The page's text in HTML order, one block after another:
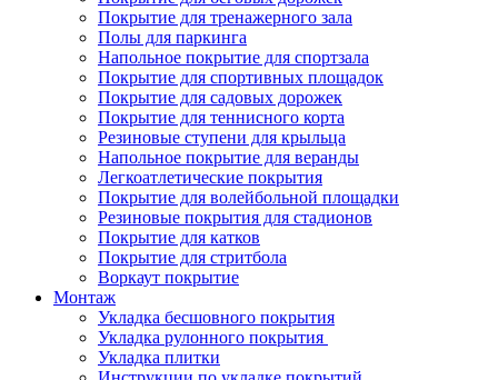
Покрытие для тренажерного зала
Полы для паркинга
Напольное покрытие для спортзала
Покрытие для спортивных площадок
Покрытие для садовых дорожек
Покрытие для теннисного корта
Резиновые ступени для крыльца
Напольное покрытие для веранды
Легкоатлетические покрытия
Покрытие для волейбольной площадки
Резиновые покрытия для стадионов
Покрытие для катков
Покрытие для стритбола
Воркаут покрытие
Монтаж
Укладка бесшовного покрытия
Укладка рулонного покрытия
Укладка плитки